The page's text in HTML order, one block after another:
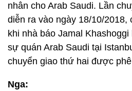
nhân cho Arab Saudi. Lần
diễn ra vào ngày 18/10/2018,
khi nhà báo Jamal
sự quán Arab Saudi tại
chuyển giao thứ hai được
Nga: